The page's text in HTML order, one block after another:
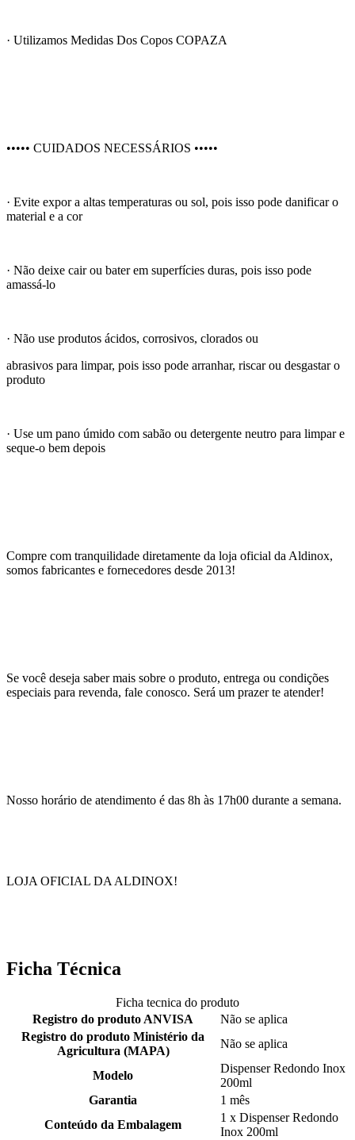
· Utilizamos Medidas Dos Copos COPAZA
••••• CUIDADOS NECESSÁRIOS •••••
· Evite expor a altas temperaturas ou sol, pois isso pode danificar o
material e a cor
· Não deixe cair ou bater em superfícies duras, pois isso pode
amassá-lo
· Não use produtos ácidos, corrosivos, clorados ou
abrasivos para limpar, pois isso pode arranhar, riscar ou desgastar o
produto
· Use um pano úmido com sabão ou detergente neutro para limpar e
seque-o bem depois
Compre com tranquilidade diretamente da loja oficial da Aldinox,
somos fabricantes e fornecedores desde 2013!
Se você deseja saber mais sobre o produto, entrega ou condições
especiais para revenda, fale conosco. Será um prazer te atender!
Nosso horário de atendimento é das 8h às 17h00 durante a semana.
LOJA OFICIAL DA ALDINOX!
Ficha Técnica
Ficha tecnica do produto
Registro do produto ANVISA
Não se aplica
Registro do produto Ministério da
Agricultura (MAPA)
Não se aplica
Modelo
Dispenser Redondo Inox
200ml
Garantia
1 mês
Conteúdo da Embalagem
1 x Dispenser Redondo
Inox 200ml